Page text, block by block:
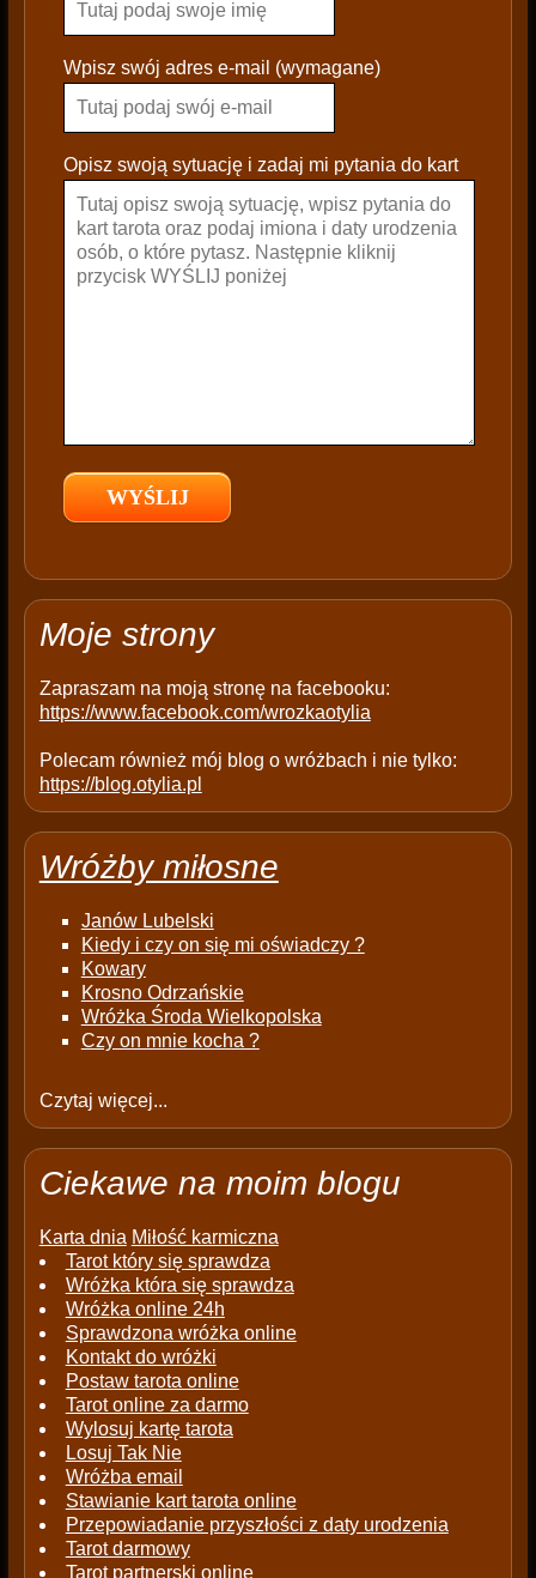
a
s
e
a
e
e
p
y
Wpisz swój adres e-mail (wymagane)
Opisz swoją sytuację i zadaj mi pytania do kart
Moje strony
Zapraszam na moją stronę na facebooku:
https://www.facebook.com/wrozkaotylia
Polecam również mój blog o wróżbach i nie tylko:
https://blog.otylia.pl
Wróżby miłosne
Janów Lubelski
Kiedy i czy on się mi oświadczy ?
Kowary
Krosno Odrzańskie
Wróżka Środa Wielkopolska
Czy on mnie kocha ?
Czytaj więcej...
Ciekawe na moim blogu
Karta dnia Miłość karmiczna
Tarot który się sprawdza
Wróżka która się sprawdza
Wróżka online 24h
Sprawdzona wróżka online
Kontakt do wróżki
Postaw tarota online
Tarot online za darmo
Wylosuj kartę tarota
Losuj Tak Nie
Wróżba email
Stawianie kart tarota online
Przepowiadanie przyszłości z daty urodzenia
Tarot darmowy
Tarot partnerski online